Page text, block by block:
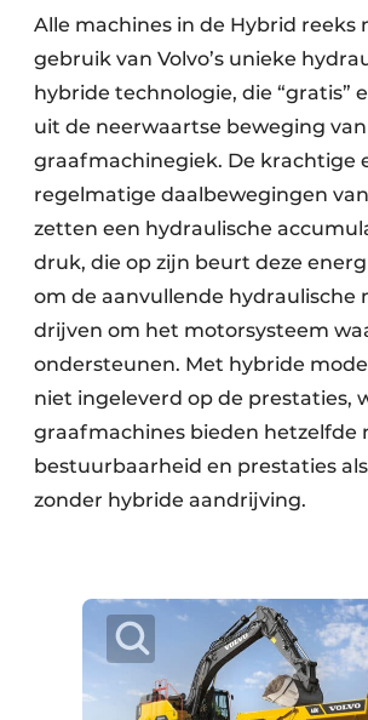
Alle machines in de Hybrid reeks
gebruik van Volvo’s unieke
hybride technologie, die “gratis”
uit de neerwaartse beweging
graafmachinegiek. De krachtige
regelmatige daalbewegingen
zetten een hydraulische
druk, die op zijn beurt deze
om de aanvullende hydraulische
drijven om het motorsysteem
ondersteunen. Met hybride
niet ingeleverd op de prestaties,
graafmachines bieden hetzelfde
bestuurbaarheid en prestaties
zonder hybride aandrijving.